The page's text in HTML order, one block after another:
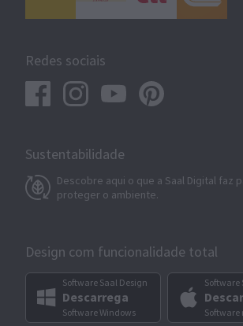
Redes sociais
Sustentabilidade
Descobre aqui o que a Saal Digital faz
proteger o ambiente.
Design com funcionalidade total
Software Saal Design
Descarrega
Software Windows
Software
Software